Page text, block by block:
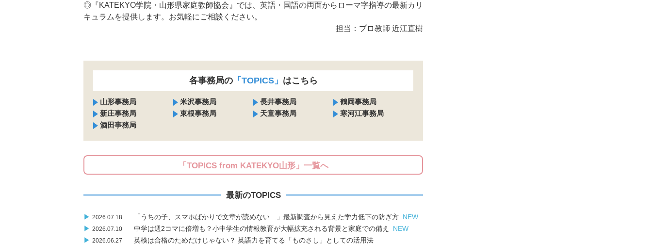
◎『KATEKYO学院・山形県家庭教師協会』では、英語・国語の両面から ローマ字指導の最新カリ
キュラム を提供します。お気軽にご相談ください。
担当：プロ教師 近江直樹
各事務局の「TOPICS」 はこちら
山形事務局 米沢事務局 長井事務局
鶴岡事務局
新庄事務局
東根事務局 天童事務局
寒河江事務局
酒田事務局
「TOPICS from KATEKYO山形」一覧へ
最新のTOPICS
▶ 2026.07.18 「うちの子、スマホばかりで文章が読めない…」最新調査から見えた学力低下の防ぎ方 NEW
▶ 2026.07.10 中学は週2コマに倍増も？小中学生の情報教育が大幅拡充される背景と家庭での備え NEW
▶ 2026.06.27 英検は合格のためだけじゃない？ 英語力を育てる「ものさし」としての活用法